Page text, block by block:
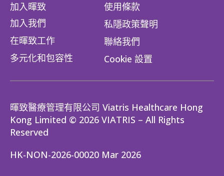
加入暉致
加入我們
在暉致工作
多元化和包容性
使用條款
私隱政策聲明
聯絡我們
Cookie 設置
暉致醫療管理有限公司 Viatris Healthcare Hong
Kong Limited © 2026 VIATRIS – All Rights
Reserved
HK-NON-2026-00020 Mar 2026